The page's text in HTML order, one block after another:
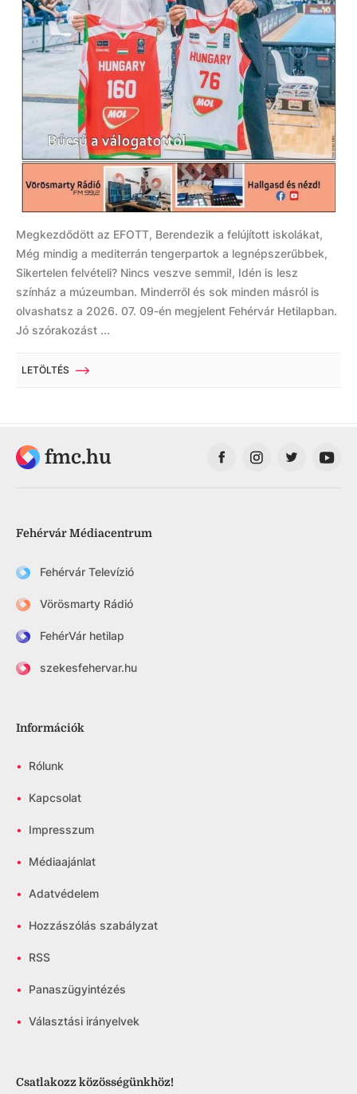
Megkezdődött az EFOTT, Berendezik a felújított iskolákat,
Még mindig a mediterrán tengerpartok a legnépszerűbbek,
Sikertelen felvételi? Nincs veszve semmi!, Idén is lesz
színház a múzeumban. Minderről és sok minden másról is
olvashatsz a 2026. 07. 09-én megjelent Fehérvár Hetilapban.
Jó szórakozást ...
LETÖLTÉS
fmc.hu
Fehérvár Médiacentrum
Fehérvár Televízió
Vörösmarty Rádió
FehérVár hetilap
szekesfehervar.hu
Információk
• Rólunk
• Kapcsolat
• Impresszum
• Médiaajánlat
• Adatvédelem
• Hozzászólás szabályzat
• RSS
• Panaszügyintézés
• Választási irányelvek
Csatlakozz közösségünkhöz!